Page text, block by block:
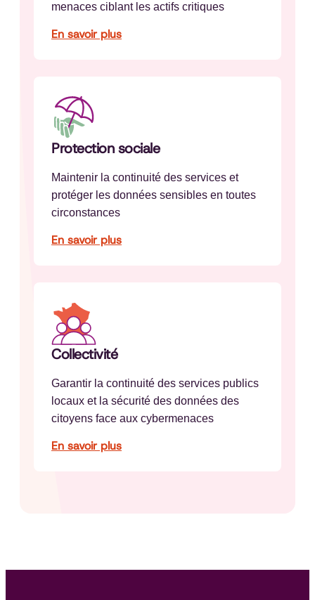
menaces ciblant les actifs critiques
En savoir plus
Protection sociale
Maintenir la continuité des services et
protéger les données sensibles en toutes
circonstances
En savoir plus
Collectivité
Garantir la continuité des services publics
locaux et la sécurité des données des
citoyens face aux cybermenaces
En savoir plus